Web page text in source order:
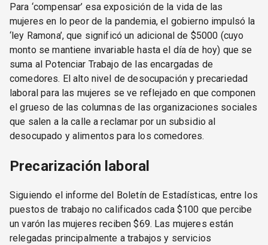
Para ‘compensar’ esa exposición de la vida de las
mujeres en lo peor de la pandemia, el gobierno impulsó la
‘ley Ramona’, que significó un adicional de $5000 (cuyo
monto se mantiene invariable hasta el día de hoy) que se
suma al Potenciar Trabajo de las encargadas de
comedores. El alto nivel de desocupación y precariedad
laboral para las mujeres se ve reflejado en que componen
el grueso de las columnas de las organizaciones sociales
que salen a la calle a reclamar por un subsidio al
desocupado y alimentos para los comedores.
Precarización laboral
Siguiendo el informe del Boletín de Estadísticas, entre los
puestos de trabajo no calificados cada $100 que percibe
un varón las mujeres reciben $69. Las mujeres están
relegadas principalmente a trabajos y servicios